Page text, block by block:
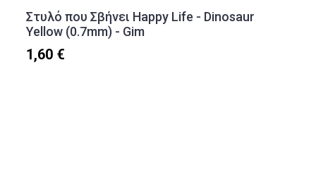
Στυλό που Σβήνει Happy Life - Dinosaur
Yellow (0.7mm) - Gim
1,60 €